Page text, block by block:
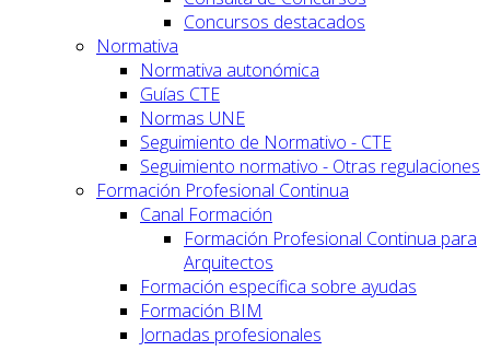
Concursos destacados
Normativa
Normativa autonómica
Guías CTE
Normas UNE
Seguimiento de Normativo - CTE
Seguimiento normativo - Otras regulaciones
Formación Profesional Continua
Canal Formación
Formación Profesional Continua para
Arquitectos
Formación específica sobre ayudas
Formación BIM
Jornadas profesionales